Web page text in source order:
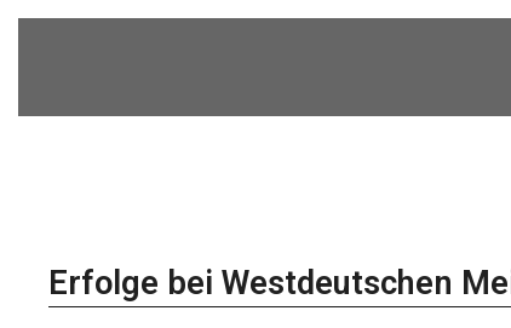
Erfolge bei Westdeutschen